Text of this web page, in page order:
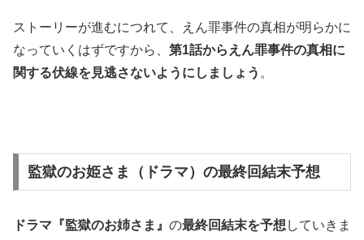
ストーリーが進むにつれて、えん罪事件の真相が明らかに
なっていくはずですから、 第1話からえん罪事件の真相に
関する伏線を見逃さないようにしましょう 。
監獄のお姫さま（ドラマ）の最終回結末予想
ドラマ『監獄のお姉さま』 の最終回結末を予想 していきま